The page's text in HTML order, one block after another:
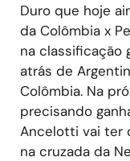
Duro que hoje
da Colômbia x
na classificação
atrás de
Colômbia. Na
precisando
Ancelotti vai ter
na cruzada da